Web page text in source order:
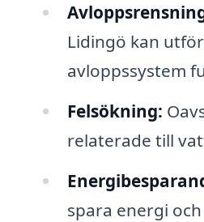
Lidingö kan
avloppssystem
Felsökning:
relaterade till
spara energi